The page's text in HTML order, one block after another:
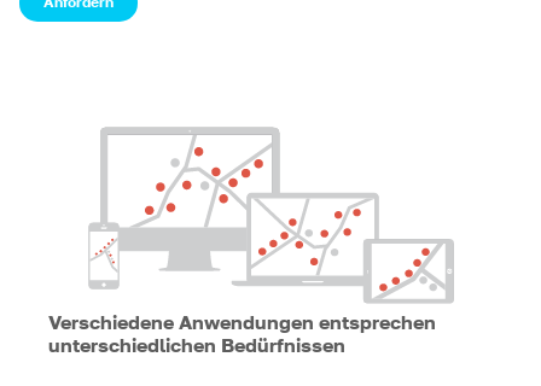
Verschiedene Anwendungen entsprechen
unterschiedlichen Bedürfnissen